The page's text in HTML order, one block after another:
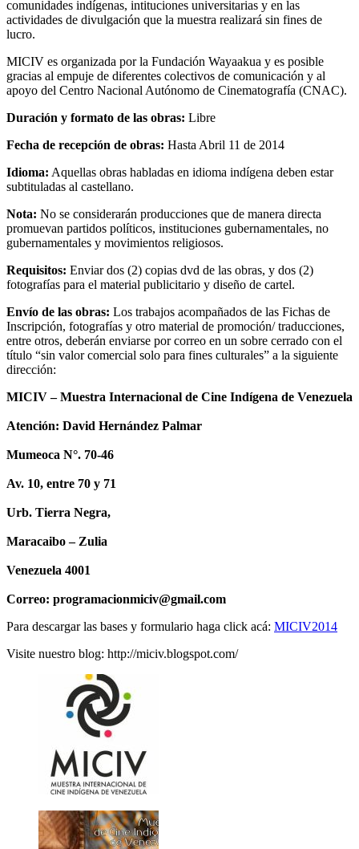
comunidades indígenas, intituciones universitarias y en las
actividades de divulgación que la muestra realizará sin fines de
lucro.
MICIV es organizada por la Fundación Wayaakua y es posible
gracias al empuje de diferentes colectivos de comunicación y al
apoyo del Centro Nacional Autónomo de Cinematografía (CNAC).
Duración y formato de las obras: Libre
Fecha de recepción de obras: Hasta Abril 11 de 2014
Idioma: Aquellas obras habladas en idioma indígena deben estar
subtituladas al castellano.
Nota: No se considerarán producciones que de manera directa
promuevan partidos políticos, instituciones gubernamentales, no
gubernamentales y movimientos religiosos.
Requisitos: Enviar dos (2) copias dvd de las obras, y dos (2)
fotografías para el material publicitario y diseño de cartel.
Envío de las obras: Los trabajos acompañados de las Fichas de
Inscripción, fotografías y otro material de promoción/ traducciones,
entre otros, deberán enviarse por correo en un sobre cerrado con el
título “sin valor comercial solo para fines culturales” a la siguiente
dirección:
MICIV – Muestra Internacional de Cine Indígena de Venezuela
Atención: David Hernández Palmar
Mumeoca N°. 70-46
Av. 10, entre 70 y 71
Urb. Tierra Negra,
Maracaibo – Zulia
Venezuela 4001
Correo: programacionmiciv@gmail.com
Para descargar las bases y formulario haga click acá: MICIV2014
Visite nuestro blog: http://miciv.blogspot.com/